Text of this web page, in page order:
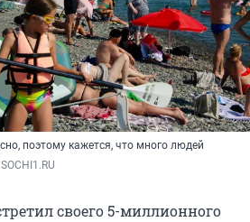
поэтому кажется, что много людей
своего 5-миллионного